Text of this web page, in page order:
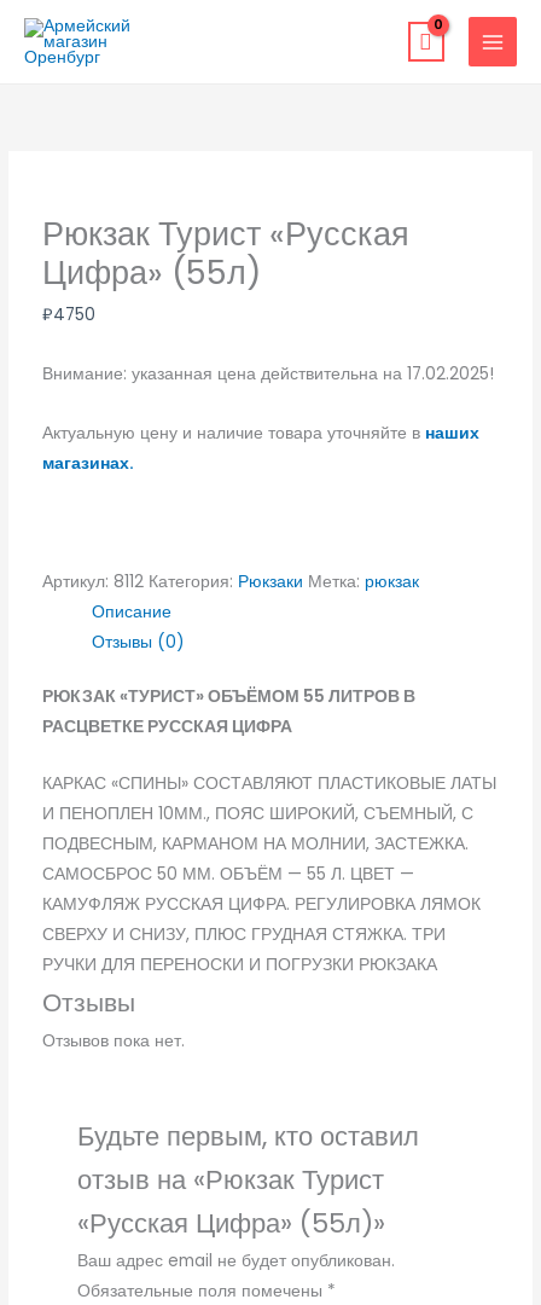
Перейти
содержимому
Рюкзак Турист «Русская
Цифра» (55л)
₽4750
Внимание: указанная цена действительна на 17.02.2025!
Актуальную цену и наличие товара уточняйте в наших
магазинах.
Артикул: 8112 Категория: Рюкзаки Метка: рюкзак
Описание
Отзывы (0)
РЮКЗАК «ТУРИСТ» ОБЪЁМОМ 55 ЛИТРОВ В
РАСЦВЕТКЕ РУССКАЯ ЦИФРА
КАРКАС «СПИНЫ» СОСТАВЛЯЮТ ПЛАСТИКОВЫЕ ЛАТЫ
И ПЕНОПЛЕН 10ММ., ПОЯС ШИРОКИЙ, СЪЕМНЫЙ, С
ПОДВЕСНЫМ, КАРМАНОМ НА МОЛНИИ, ЗАСТЕЖКА.
САМОСБРОС 50 ММ. ОБЪЁМ — 55 Л. ЦВЕТ —
КАМУФЛЯЖ РУССКАЯ ЦИФРА. РЕГУЛИРОВКА ЛЯМОК
СВЕРХУ И СНИЗУ, ПЛЮС ГРУДНАЯ СТЯЖКА. ТРИ
РУЧКИ ДЛЯ ПЕРЕНОСКИ И ПОГРУЗКИ РЮКЗАКА
Отзывы
Отзывов пока нет.
Будьте первым, кто оставил
отзыв на «Рюкзак Турист
«Русская Цифра» (55л)»
Ваш адрес email не будет опубликован.
Обязательные поля помечены *